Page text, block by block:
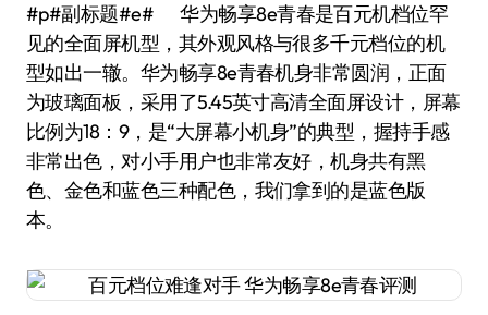
#p#副标题#e# 华为畅享8e青春是百元机档位罕
见的全面屏机型，其外观风格与很多千元档位的机
型如出一辙。华为畅享8e青春机身非常圆润，正面
为玻璃面板，采用了5.45英寸高清全面屏设计，屏幕
比例为18：9，是“大屏幕小机身”的典型，握持手感
非常出色，对小手用户也非常友好，机身共有黑
色、金色和蓝色三种配色，我们拿到的是蓝色版
本。